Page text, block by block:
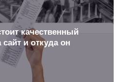
качественный
и откуда он